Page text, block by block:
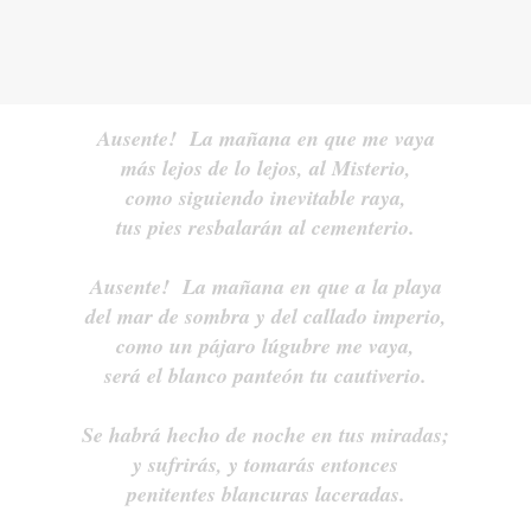
Ausente! La mañana en que me vaya
más lejos de lo lejos, al Misterio,
como siguiendo inevitable raya,
tus pies resbalarán al cementerio.
Ausente! La mañana en que a la playa
del mar de sombra y del callado imperio,
como un pájaro lúgubre me vaya,
será el blanco panteón tu cautiverio.
Se habrá hecho de noche en tus miradas;
y sufrirás, y tomarás entonces
penitentes blancuras laceradas.